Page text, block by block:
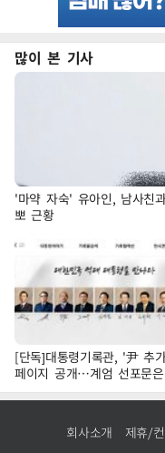
많이 본 기사
'마약 자숙' 유아인, 남사친
뽀 근황
[단독]대통령기록관, '尹 추
페이지 공개…계엄 선포문
회사소개 제휴/